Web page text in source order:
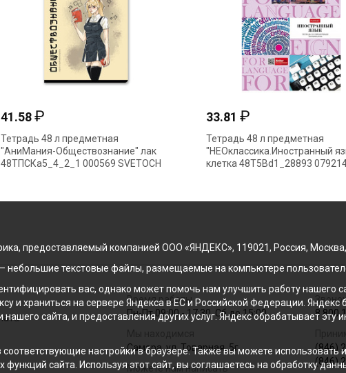
41.58₽
Тетрадь 48 л предметная
"АниМания-Обществознание" лак
48ТПСКа5_4_2_1 000569 SVETOCH
33.81 ₽
Тетрадь 48 л предметная
"НЕОклассика.Иностранный
клетка 48Т5Bd1_28893
Время работы
Пн-Пт 09:00 - 17:30, Сб до 15:00
Самара, ул. Товарная, 5г
Можете нам написать
8 800
(846)
(846)
предоставляемый компанией ООО «ЯНДЕКС», 119021, Россия,
небольшие текстовые файлы, размещаемые на компьютере
вас, однако может помочь нам улучшить работу нашего
и храниться на сервере Яндекса в ЕС и Российской Федерации.
сайта, и предоставления других услуг. Яндекс обрабатывает
соответствующие настройки в браузере. Также вы можете
сайта. Используя этот сайт, вы соглашаетесь на обработку